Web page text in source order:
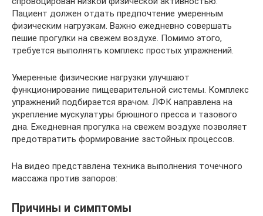
Пациент должен отдать предпочтение умеренным
физическим нагрузкам. Важно ежедневно совершать
пешие прогулки на свежем воздухе. Помимо этого,
требуется выполнять комплекс простых упражнений.
Умеренные физические нагрузки улучшают
функционирование пищеварительной системы. Комплекс
упражнений подбирается врачом. ЛФК направлена на
укрепление мускулатуры брюшного пресса и тазового
дна. Ежедневная прогулка на свежем воздухе позволяет
предотвратить формирование застойных процессов.
На видео представлена техника выполнения точечного
массажа против запоров:
Причины и симптомы